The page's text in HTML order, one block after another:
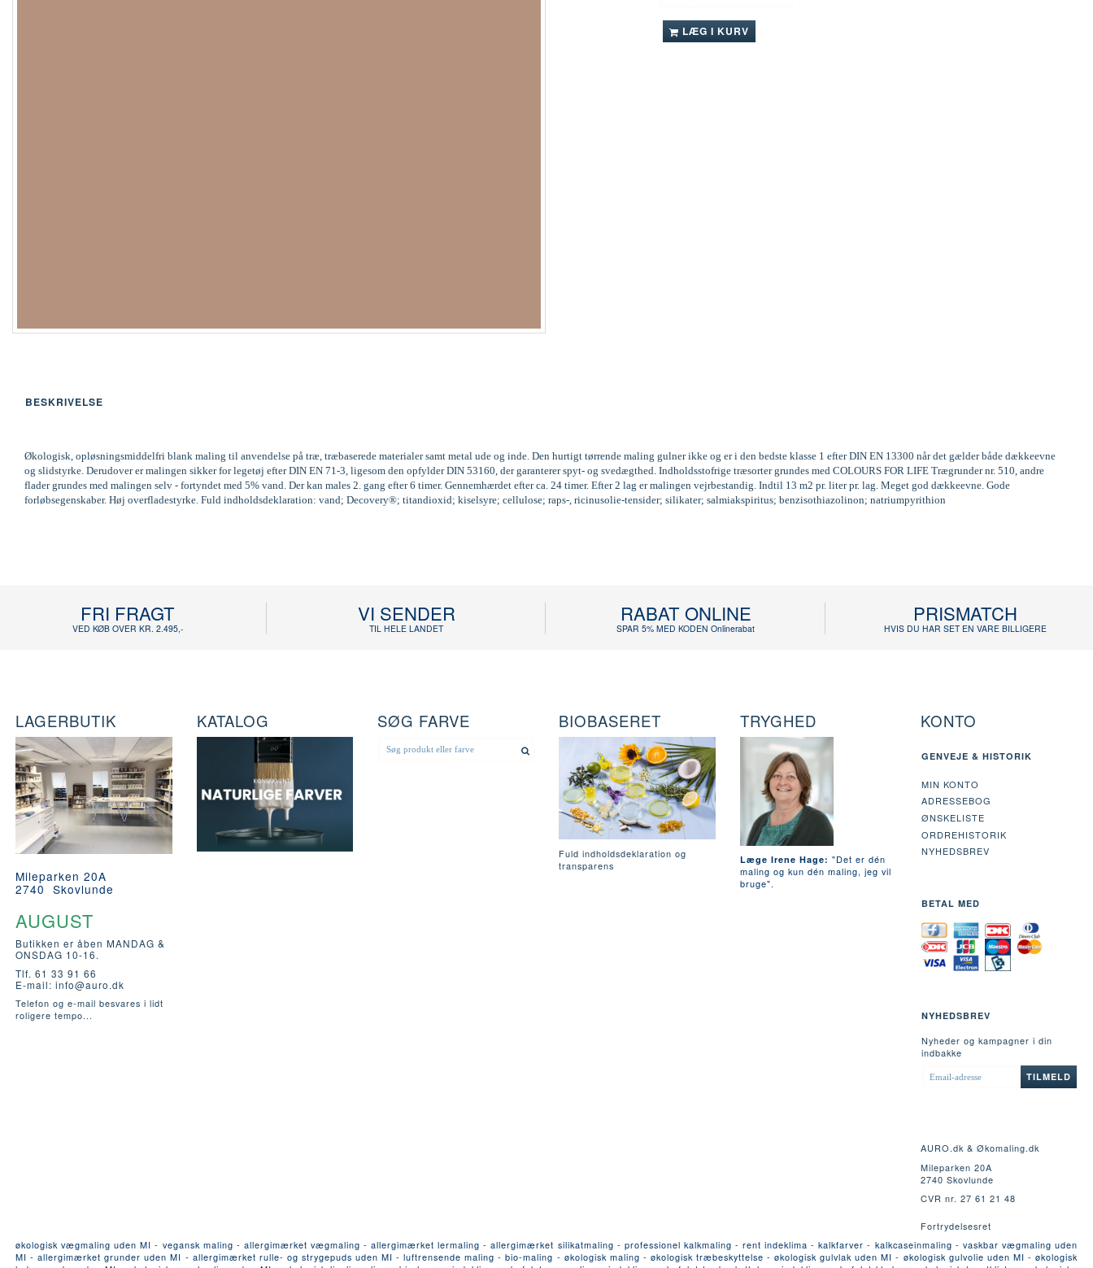
LÆG I KURV
BESKRIVELSE
Økologisk, opløsningsmiddelfri blank maling til anvendelse på træ, træbaserede materialer samt metal ude og inde. Den hurtigt tørrende maling gulner ikke og er i den bedste klasse 1 efter DIN EN 13300 når det gælder både dækkeevne
og slidstyrke. Derudover er malingen sikker for legetøj efter DIN EN 71-3, ligesom den opfylder DIN 53160, der garanterer spyt- og svedægthed. Indholdsstofrige træsorter grundes med COLOURS FOR LIFE Trægrunder nr. 510, andre
flader grundes med malingen selv - fortyndet med 5% vand. Der kan males 2. gang efter 6 timer. Gennemhærdet efter ca. 24 timer. Efter 2 lag er malingen vejrbestandig. Indtil 13 m2 pr. liter pr. lag. Meget god dækkeevne. Gode
forløbsegenskaber. Høj overfladestyrke. Fuld indholdsdeklaration: vand; Decovery®; titandioxid; kiselsyre; cellulose; raps-, ricinusolie-tensider; silikater; salmiakspiritus; benzisothiazolinon; natriumpyrithion
FRI FRAGT
VED KØB OVER KR. 2.495,-
VI SENDER
TIL HELE LANDET
RABAT ONLINE
SPAR 5% MED KODEN Onlinerabat
PRISMATCH
HVIS DU HAR SET EN VARE BILLIGERE
LAGERBUTIK
Mileparken 20A
2740 Skovlunde
AUGUST
Butikken er åben MANDAG &
ONSDAG 10-16.
Tlf. 61 33 91 66
E-mail: info@auro.dk
Telefon og e-mail besvares i lidt
roligere tempo...
KATALOG SØG FARVE BIOBASERET
Fuld indholdsdeklaration og
transparens
TRYGHED
Læge Irene Hage: "Det er dén
maling og kun dén maling, jeg vil
bruge".
KONTO
GENVEJE & HISTORIK
MIN KONTO
ADRESSEBOG
ØNSKELISTE
ORDREHISTORIK
NYHEDSBREV
BETAL MED
NYHEDSBREV
Nyheder og kampagner i din
indbakke
EMAIL-
ADRESSE
TILMELD
AURO.dk & Økomaling.dk
Mileparken 20A
2740 Skovlunde
CVR nr. 27 61 21 48
Fortrydelsesret
økologisk vægmaling uden MI - vegansk maling - allergimærket vægmaling - allergimærket lermaling - allergimærket silikatmaling - professionel kalkmaling - rent indeklima - kalkfarver - kalkcaseinmaling - vaskbar vægmaling uden
MI - allergimærket grunder uden MI - allergimærket rulle- og strygepuds uden MI - luftrensende maling - bio-maling - økologisk maling - økologisk træbeskyttelse - økologisk gulvlak uden MI - økologisk gulvolie uden MI - økologisk